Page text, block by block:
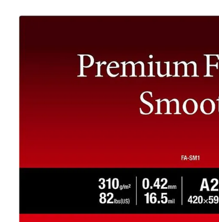
7. card memorie
ulanzi